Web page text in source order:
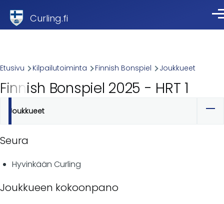
Curling.fi
Breadcrumb
Etusivu Kilpailutoiminta Finnish Bonspiel Joukkueet
Finnish Bonspiel 2025 - HRT 1
Ensisijaiset
välilehdet
Joukkueet
Seura
Hyvinkään Curling
Joukkueen kokoonpano